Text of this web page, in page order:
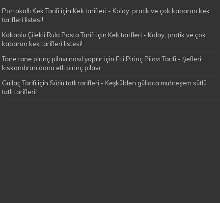
Portakallı Kek Tarifi için Kek tarifleri - Kolay, pratik ve çok kabaran kek
tarifleri listesi!
Kakaolu Çilekli Rulo Pasta Tarifi için Kek tarifleri - Kolay, pratik ve çok
kabaran kek tarifleri listesi!
Tane tane pirinç pilavı nasıl yapılır için Etli Pirinç Pilavı Tarifi - Şefleri
kıskandıran dana etli pirinç pilavı
Güllaç Tarifi için Sütlü tatlı tarifleri - Keşkülden güllaca muhteşem sütlü
tatlı tarifleri!